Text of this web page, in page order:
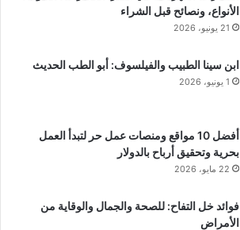
الأنواع، ونصائح قبل الشراء
21 يونيو، 2026
ابن سينا الطبيب والفيلسوف: أبو الطب الحديث
1 يونيو، 2026
أفضل 10 مواقع ومنصات عمل حر لتبدأ العمل
بحرية وتحقيق أرباح بالدولار
22 مايو، 2026
فوائد خل التفاح: للصحة والجمال والوقاية من
الأمراض